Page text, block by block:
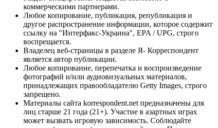
коммерческими партнерами.
Любое копирование, публикация, републикация и
другое распространение информации, которое содержит
ссылку на "Интерфакс-Украина", EPA / UPG, строго
воспрещается.
Владелец веб-страницы в разделе Я- Корреспондент
является автор публикации.
Любое копирование, перепечатка и воспроизведение
фотографий и/или аудиовизуальных материалов,
принадлежащих правообладателю Getty Images, строго
запрещено.
Материалы сайта korrespondent.net предназначены для
лиц старше 21 года (21+). Участие в азартных играх
может вызвать игровую зависимость. Соблюдайте